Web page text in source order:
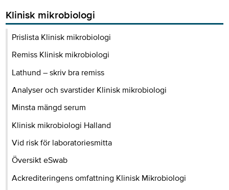
Klinisk mikrobiologi
Prislista Klinisk mikrobiologi
Remiss Klinisk mikrobiologi
Lathund – skriv bra remiss
Analyser och svarstider Klinisk mikrobiologi
Minsta mängd serum
Klinisk mikrobiologi Halland
Vid risk för laboratoriesmitta
Översikt eSwab
Ackrediteringens omfattning Klinisk Mikrobiologi